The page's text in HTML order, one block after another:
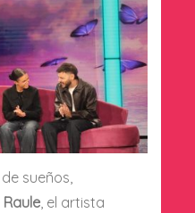
sueños,
Raule, el artista